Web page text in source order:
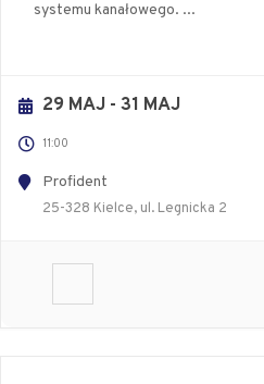
systemu kanałowego. ...
29 MAJ - 31 MAJ
11:00
Profident
25-328 Kielce, ul. Legnicka 2